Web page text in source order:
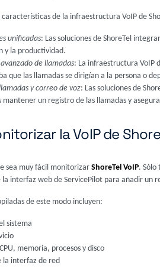
de la infraestructura VoIP de
unificadas: Las soluciones de ShoreTel
y la productividad.
de llamadas: La infraestructura VoIP
que las llamadas se dirigían a la persona o
y correo de voz: Las soluciones de
mantener un registro de las llamadas y
la VoIP de
sea muy fácil monitorizar ShoreTel VoIP. Sólo
interfaz web de ServicePilot para añadir un
de este modo incluyen:
sistema
memoria, procesos y disco
la interfaz de red